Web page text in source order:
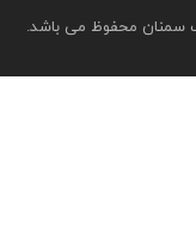
سمنان محفوظ می باشد.